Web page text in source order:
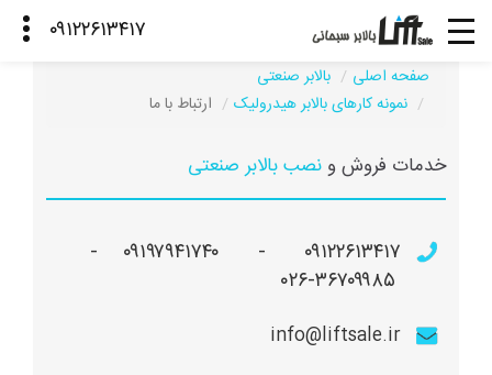
صفحه اصلی
بالابر صنعتی
نمونه کارهای بالابر هیدرولیک
ارتباط با ما
خدمات فروش و نصب بالابر صنعتی
۰۹۱۲۲۶۱۳۴۱۷ - ۰۹۱۹۷۹۴۱۷۴۰ -
info@liftsale.ir